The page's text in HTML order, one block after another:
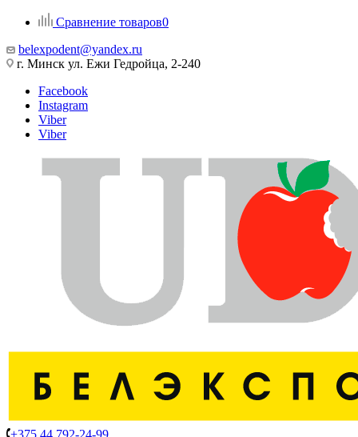
Сравнение товаров0
belexpodent@yandex.ru
г. Минск ул. Ежи Гедройца, 2-240
Facebook
Instagram
Viber
Viber
+375 44 792-24-99